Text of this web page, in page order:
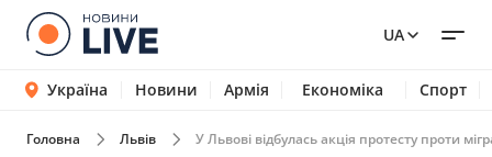
UA
Україна Новини Армія Економіка Спорт
Головна Львів У Львові відбулась акція протесту проти